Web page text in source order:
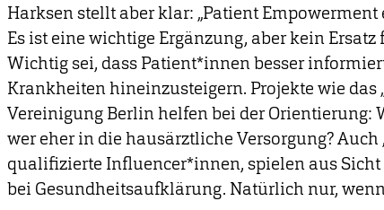
Harksen stellt aber klar: „Patient
Es ist eine wichtige Ergänzung, aber kein
Wichtig sei, dass Patient*innenbesser
Krankheiten hineinzusteigern. Projekte wie das
Vereinigung Berlin helfen bei der
wer eher in die hausärztliche Versorgung?
qualifizierte Influencer*innen, spielen aus
bei Gesundheitsaufklärung. Natürlich nur,